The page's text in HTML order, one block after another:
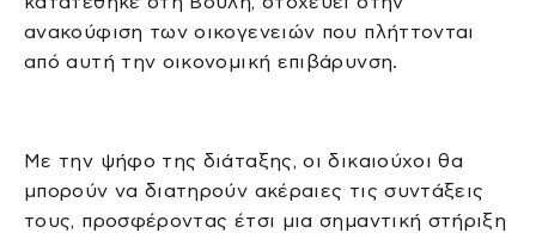
ανακούφιση των οικογενειών που πλήττονται
από αυτή την οικονομική επιβάρυνση.
Με την ψήφο της διάταξης, οι δικαιούχοι θα
μπορούν να διατηρούν ακέραιες τις συντάξεις
τους, προσφέροντας έτσι μια σημαντική στήριξη